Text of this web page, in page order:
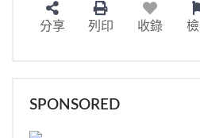
分享 列印 收錄
SPONSORED